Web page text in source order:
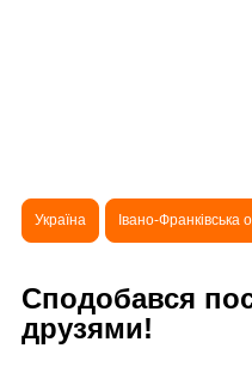
Україна Івано-Франківська
Сподобався
друзями!